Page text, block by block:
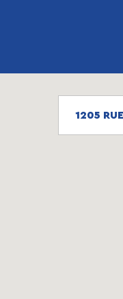
1205